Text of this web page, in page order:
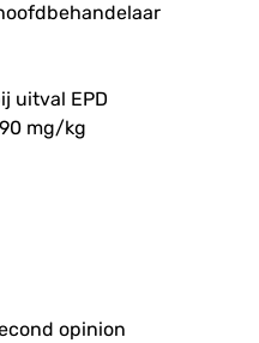
uitval EPD
mg/kg
opinion